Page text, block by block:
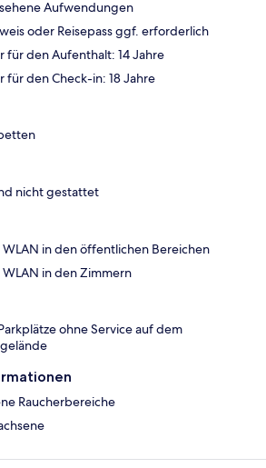
Aufwendungen
oder Reisepass ggf. erforderlich
für den Aufenthalt: 14 Jahre
für den Check-in: 18 Jahre
nicht gestattet
WLAN in den öffentlichen Bereichen
WLAN in den Zimmern
ohne Service auf dem
Raucherbereiche